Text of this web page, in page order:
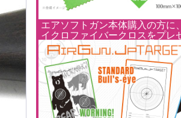
エアソフトガン本体購入の方に
イクロファイバークロスをプレ